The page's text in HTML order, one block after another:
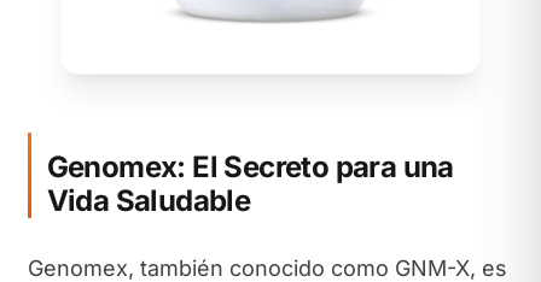
Genomex: El Secreto para una
Vida Saludable
Genomex, también conocido como GNM-X, es